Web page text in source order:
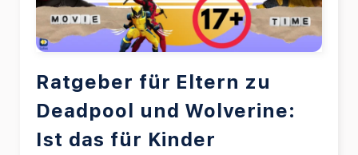
Ratgeber für Eltern zu
Deadpool und Wolverine:
Ist das für Kinder